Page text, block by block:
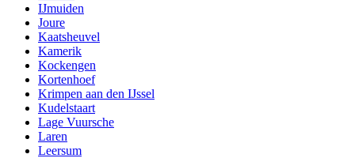
IJmuiden
Joure
Kaatsheuvel
Kamerik
Kockengen
Kortenhoef
Krimpen aan den IJssel
Kudelstaart
Lage Vuursche
Laren
Leersum